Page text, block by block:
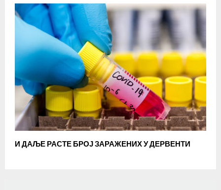
И ДАЉЕ РАСТЕ БРОЈ ЗАРАЖЕНИХ У ДЕРВЕНТИ